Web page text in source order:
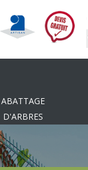
ABATTAGE
D'ARBRES